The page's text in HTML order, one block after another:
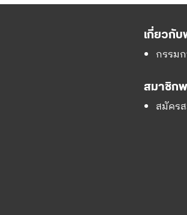
เกี่ยวกั
กรรม
สมาชิกพ
สมัคร